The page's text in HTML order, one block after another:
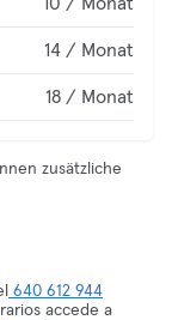
14 / Monat
18 / Monat
zusätzliche
640 612 944
accede a